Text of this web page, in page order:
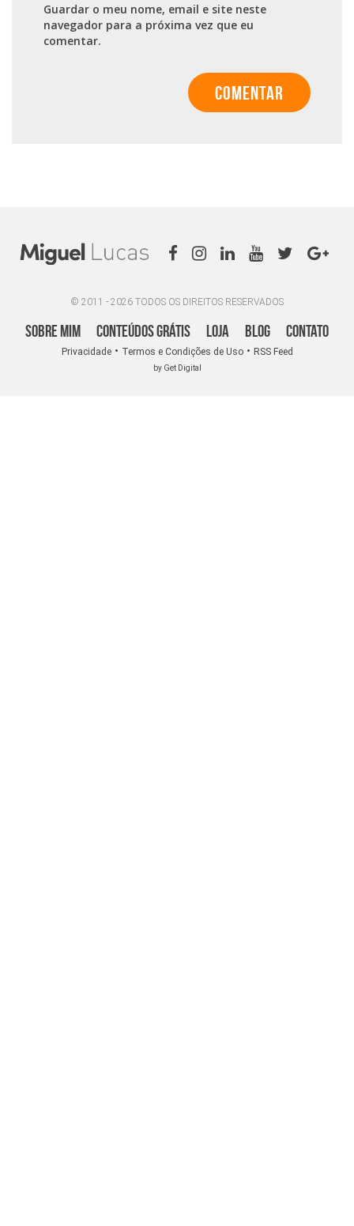
Guardar o meu nome, email e site neste
navegador para a próxima vez que eu
comentar.
© 2011 - 2026 TODOS OS DIREITOS RESERVADOS
Sobre Mim Conteúdos Grátis Loja Blog Contato
Privacidade• Termos e Condições de Uso• RSS Feed
by Get Digital